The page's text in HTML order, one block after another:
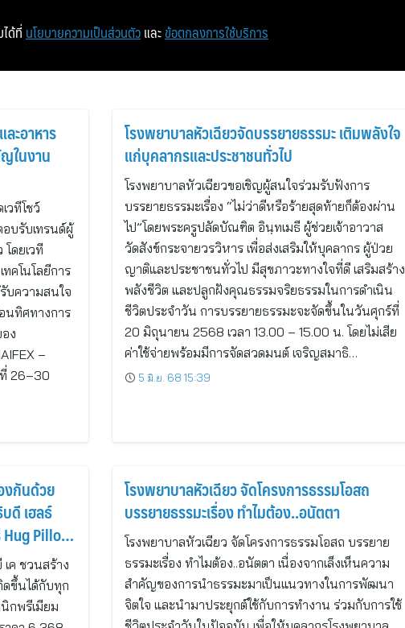
หน้าแรก ท่องเที่ยว
ะอาหาร
ในงาน
วทีโชว์
อบรับเทรนด์ผู้
ดยเวที
คโนโลยีการ
บความสนใจ
นทิศทางการ
ง
–
26–30
โรงพยาบาลหัวเฉียวจัดบรรยายธรรมะ เติมพลังใจ
แก่บุคลากรและประชาชนทั่วไป
โรงพยาบาลหัวเฉียวขอเชิญผู้สนใจร่วมรับฟังการ
บรรยายธรรมะเรื่อง “ไม่ว่าดีหรือร้ายสุดท้ายก็ต้องผ่าน
ไป”โดยพระครูปลัดบัณฑิต อินฺทเมธี ผู้ช่วยเจ้าอาวาส
วัดสังข์กระจายวรวิหาร เพื่อส่งเสริมให้บุคลากร ผู้ป่วย
ญาติและประชาชนทั่วไป มีสุขภาวะทางใจที่ดี เสริมสร้าง
พลังชีวิต และปลูกฝังคุณธรรมจริยธรรมในการดำเนิน
ชีวิตประจำวัน การบรรยายธรรมะจะจัดขึ้นในวันศุกร์ที่
20 มิถุนายน 2568 เวลา 13.00 – 15.00 น. โดยไม่เสีย
ค่าใช้จ่ายพร้อมมีการจัดสวดมนต์ เจริญสมาธิ…
5 มิ.ย. 68 15:39
งกันด้วย
ดี เฮลธ์
Pillow
เค ชวนสร้าง
ดขึ้นได้กับทุก
กพรีเมียม
โรงพยาบาลหัวเฉียว จัดโครงการธรรมโอสถ
บรรยายธรรมะเรื่อง ทำไมต้อง..อนัตตา
โรงพยาบาลหัวเฉียว จัดโครงการธรรมโอสถ บรรยาย
ธรรมะเรื่อง ทำไมต้อง..อนัตตา เนื่องจากเล็งเห็นความ
สำคัญของการนำธรรมะมาเป็นแนวทางในการพัฒนา
จิตใจ และนำมาประยุกต์ใช้กับการทำงาน ร่วมกับการใช้
ได้ที่ นโยบายความเป็นส่วนตัว และ ข้อตกลงการใช้บริการ